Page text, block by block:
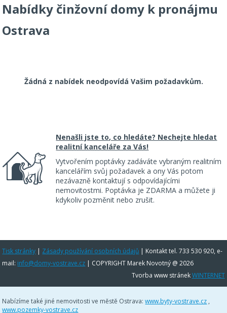
Nabídky činžovní domy k pronájmu
Ostrava
Žádná z nabídek neodpovídá Vašim požadavkům.
Nenašli jste to, co hledáte? Nechejte hledat
realitní kanceláře za Vás!
Vytvořením poptávky zadáváte vybraným realitním
kancelářím svůj požadavek a ony Vás potom
nezávazně kontaktují s odpovídajícími
nemovitostmi. Poptávka je ZDARMA a můžete ji
kdykoliv pozměnit nebo zrušit.
Tisk stránky | Zásady používání osobních údajů | Kontakt tel. 733 530 920, e-
mail: info@domy-vostrave.cz | COPYRIGHT Marek Novotný @ 2026
Tvorba www stránekWINTERNET
Nabízíme také jiné nemovitosti ve městě Ostrava:www.byty-vostrave.cz ,
www.pozemky-vostrave.cz